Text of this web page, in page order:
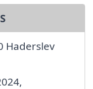
Haderslev